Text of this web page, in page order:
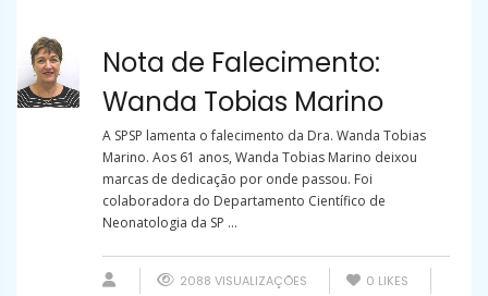
Nota de Falecimento:
Wanda Tobias Marino
A SPSP lamenta o falecimento da Dra. Wanda Tobias
Marino. Aos 61 anos, Wanda Tobias Marino deixou
marcas de dedicação por onde passou. Foi
colaboradora do Departamento Científico de
Neonatologia da SP ...
2088 VISUALIZAÇÕES 0 LIKES